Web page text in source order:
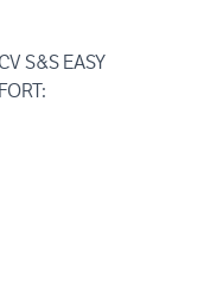
S&S EASY